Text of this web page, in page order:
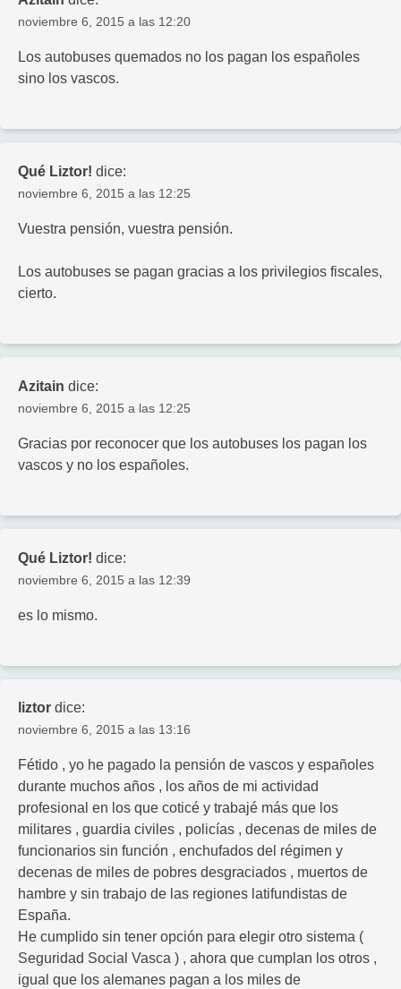
noviembre 6, 2015 a las 12:20
Los autobuses quemados no los pagan los españoles
sino los vascos.
Qué Liztor! dice:
noviembre 6, 2015 a las 12:25
Vuestra pensión, vuestra pensión.
Los autobuses se pagan gracias a los privilegios fiscales,
cierto.
Azitain dice:
noviembre 6, 2015 a las 12:25
Gracias por reconocer que los autobuses los pagan los
vascos y no los españoles.
Qué Liztor! dice:
noviembre 6, 2015 a las 12:39
es lo mismo.
liztor dice:
noviembre 6, 2015 a las 13:16
Fétido , yo he pagado la pensión de vascos y españoles
durante muchos años , los años de mi actividad
profesional en los que coticé y trabajé más que los
militares , guardia civiles , policías , decenas de miles de
funcionarios sin función , enchufados del régimen y
decenas de miles de pobres desgraciados , muertos de
hambre y sin trabajo de las regiones latifundistas de
España.
He cumplido sin tener opción para elegir otro sistema (
Seguridad Social Vasca ) , ahora que cumplan los otros ,
igual que los alemanes pagan a los miles de